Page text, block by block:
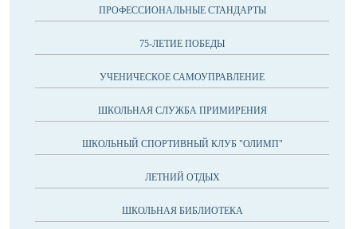
ПРОФЕССИОНАЛЬНЫЕ СТАНДАРТЫ
75-ЛЕТИЕ ПОБЕДЫ
УЧЕНИЧЕСКОЕ САМОУПРАВЛЕНИЕ
ШКОЛЬНАЯ СЛУЖБА ПРИМИРЕНИЯ
ШКОЛЬНЫЙ СПОРТИВНЫЙ КЛУБ "ОЛИМП"
ЛЕТНИЙ ОТДЫХ
ШКОЛЬНАЯ БИБЛИОТЕКА